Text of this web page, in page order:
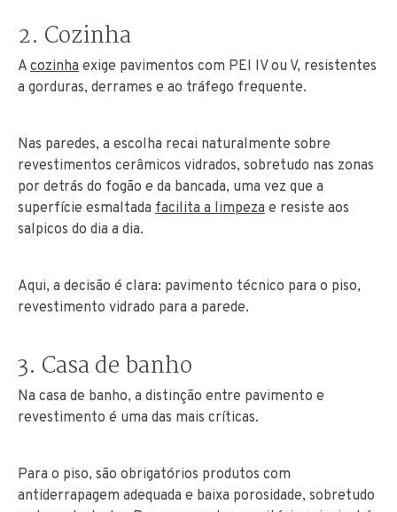
2. Cozinha
A cozinha exige pavimentos com PEI IV ou V, resistentes
a gorduras, derrames e ao tráfego frequente.
Nas paredes, a escolha recai naturalmente sobre
revestimentos cerâmicos vidrados, sobretudo nas zonas
por detrás do fogão e da bancada, uma vez que a
superfície esmaltada facilita a limpeza e resiste aos
salpicos do dia a dia.
Aqui, a decisão é clara: pavimento técnico para o piso,
revestimento vidrado para a parede.
3. Casa de banho
Na casa de banho, a distinção entre pavimento e
revestimento é uma das mais críticas.
Para o piso, são obrigatórios produtos com
antiderrapagem adequada e baixa porosidade, sobretudo